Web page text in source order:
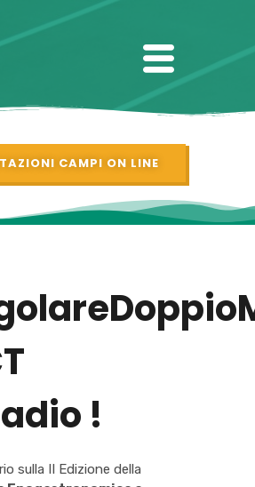
CAMPI ON LINE
!
sulla II Edizione della